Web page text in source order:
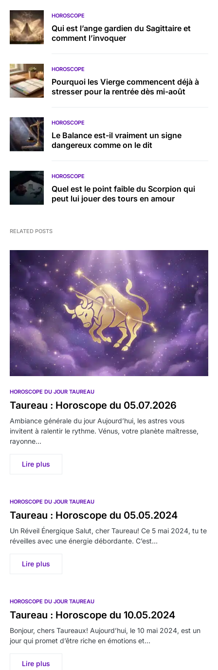
HOROSCOPE
Qui est l’ange gardien du Sagittaire et
comment l’invoquer
HOROSCOPE
Pourquoi les Vierge commencent déjà à
stresser pour la rentrée dès mi-août
HOROSCOPE
Le Balance est-il vraiment un signe
dangereux comme on le dit
HOROSCOPE
Quel est le point faible du Scorpion qui
peut lui jouer des tours en amour
RELATED POSTS
HOROSCOPE DU JOUR TAUREAU
Taureau : Horoscope du 05.07.2026
Ambiance générale du jour Aujourd’hui, les astres vous
invitent à ralentir le rythme. Vénus, votre planète maîtresse,
rayonne…
Lire plus
HOROSCOPE DU JOUR TAUREAU
Taureau : Horoscope du 05.05.2024
Un Réveil Énergique Salut, cher Taureau! Ce 5 mai 2024, tu te
réveilles avec une énergie débordante. C’est…
Lire plus
HOROSCOPE DU JOUR TAUREAU
Taureau : Horoscope du 10.05.2024
Bonjour, chers Taureaux! Aujourd’hui, le 10 mai 2024, est un
jour qui promet d’être riche en émotions et…
Lire plus